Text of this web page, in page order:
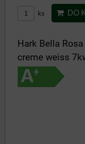
ks DO
Hark Bella
creme weiss